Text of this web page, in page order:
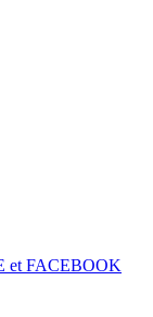
et FACEBOOK